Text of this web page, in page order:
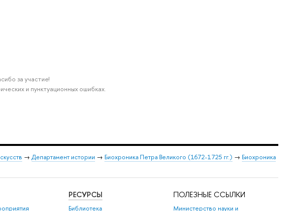
за участие!
и пунктуационных ошибках.
→ Департамент истории → Биохроника Петра Великого (1672-1725 гг.) → Биохроника
РЕСУРСЫ
Библиотека
ПОЛЕЗНЫЕ ССЫЛКИ
Министерство науки и